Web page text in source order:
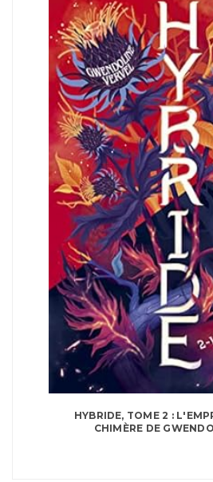
HYBRIDE, TOME 2 :
CHIMÈRE DE